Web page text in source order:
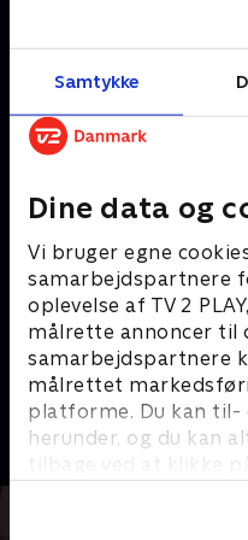
Samtykke
Dine data og
Vi bruger egne
samarbejdspartnere
oplevelse af TV 2
målrette annoncer til
samarbejdspartnere
målrettet
platforme. Du kan til-
herunder, og du kan
tilbage ved at klikke
Andre så også
Vinter-OL - Bobslæde
Bobslæde